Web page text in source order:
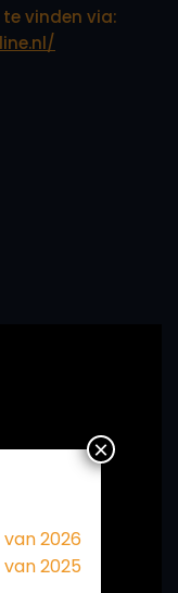
vinden via:
2026
2025
×